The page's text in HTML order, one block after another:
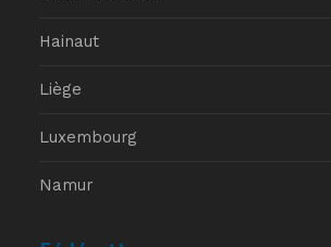
Hainaut
Liège
Luxembourg
Namur